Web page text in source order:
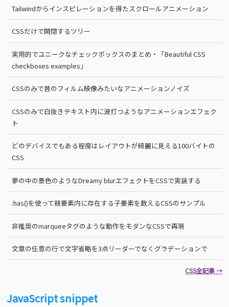
Tailwindからインスピレーションを得たスクロールアニメーション
CSSだけで開閉するツリー
実用的でユニークなチェックボックスのまとめ・「Beautiful CSS
checkboxes examples」
CSSのみで昔のフィルム映像みたいなアニメーションノイズ
CSSのみで白抜きテキスト内に波打つようなアニメーションエフェク
ト
どのデバイスでもある程度はレイアウトが綺麗に見える100バイトの
CSS
夢の中の景色のようなDreamy blurエフェクトをCSSで実装する
:has()を使って親要素内に存在する子要素を数えるCSSのサンプル
非推奨のmarqueeタグのような動作をモダンなCSSで再現
文章の任意の行で文字省略を3点リーダーでなくグラデーションで
CSS全記事 →
JavaScript snippet